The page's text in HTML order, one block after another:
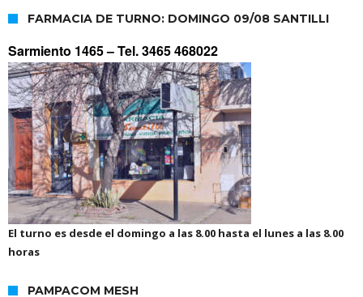
FARMACIA DE TURNO: DOMINGO 09/08 SANTILLI
Sarmiento 1465 –Tel. 3465 468022
El turno es desde el domingo a las 8.00 hasta el lunes a las 8.00
horas
PAMPACOM MESH